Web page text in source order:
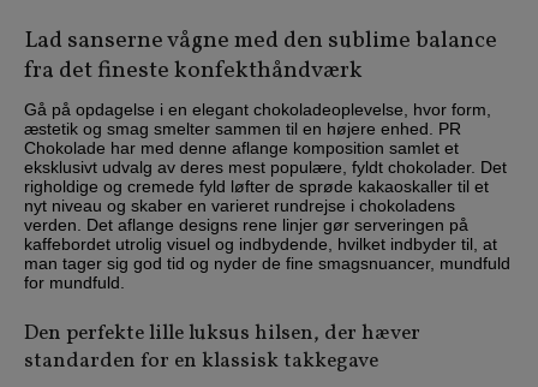
Lad sanserne vågne med den sublime balance
fra det fineste konfekthåndværk
Gå på opdagelse i en elegant chokoladeoplevelse, hvor form,
æstetik og smag smelter sammen til en højere enhed. PR
Chokolade har med denne aflange komposition samlet et
eksklusivt udvalg av deres mest populære, fyldt chokolader. Det
righoldige og cremede fyld løfter de sprøde kakaoskaller til et
nyt niveau og skaber en varieret rundrejse i chokoladens
verden. Det aflange designs rene linjer gør serveringen på
kaffebordet utrolig visuel og indbydende, hvilket indbyder til, at
man tager sig god tid og nyder de fine smagsnuancer, mundfuld
for mundfuld.
Den perfekte lille luksus hilsen, der hæver
standarden for en klassisk takkegave